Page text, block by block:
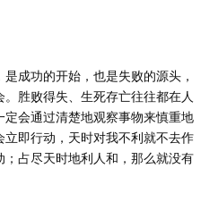
成功的开始，也是失败的源头，
胜败得失、生死存亡往往都在人
会通过清楚地观察事物来慎重地
即行动，天时对我不利就不去作
占尽天时地利人和，那么就没有